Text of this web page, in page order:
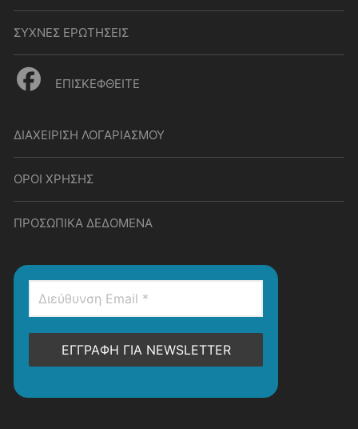
ΣΥΧΝΕΣ ΕΡΩΤΗΣΕΙΣ
ΕΠΙΣΚΕΦΘΕΙΤΕ
ΔΙΑΧΕΙΡΙΣΗ ΛΟΓΑΡΙΑΣΜΟΥ
ΟΡΟΙ ΧΡΗΣΗΣ
ΠΡΟΣΩΠΙΚΑ ΔΕΔΟΜΕΝΑ